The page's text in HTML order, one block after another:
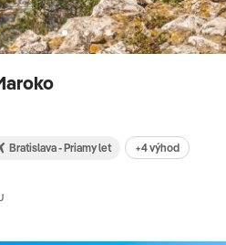
Bratislava - Priamy let +4 výhod